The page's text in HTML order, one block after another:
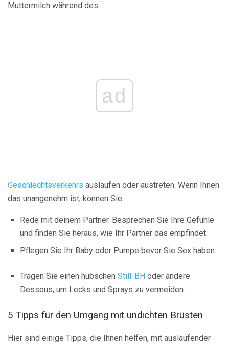
Muttermilch während des
ad
Geschlechtsverkehrs auslaufen oder austreten. Wenn Ihnen
das unangenehm ist, können Sie:
Rede mit deinem Partner. Besprechen Sie Ihre Gefühle
und finden Sie heraus, wie Ihr Partner das empfindet.
Pflegen Sie Ihr Baby oder Pumpe bevor Sie Sex haben.
Tragen Sie einen hübschen Still-BH oder andere
Dessous, um Lecks und Sprays zu vermeiden.
5 Tipps für den Umgang mit undichten Brüsten
Hier sind einige Tipps, die Ihnen helfen, mit auslaufender